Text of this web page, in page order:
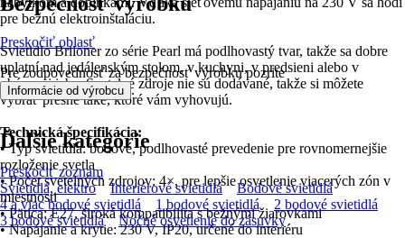
pre bežnú elektroinštaláciu.
Svietidlo Briloner zo série Pearl má podlhovastý tvar, takže sa dobre
uplatní nad jedálenským stolom, v kuchyni, v predsieni alebo v
obývacej izbe. Svetelné zdroje nie sú dodávané, takže si môžete
vybrať presne také, ktoré vám vyhovujú.
Technická špecifikácia:
• Typ svietidla: bodové, podlhovasté prevedenie pre rovnomernejšie
rozloženie svetla
• Počet svetelných zdrojov: 4×, pre lepšie osvetlenie viacerých zón v
miestnosti
• Pätica: E27, široká kompatibilita s bežnými žiarovkami
• Napájanie a krytie: 230 V, IP20, určené do interiéru
Preskočiť oblasť
Pre zodpovednosť za bezpečnosť výrobku pozrite
Informácie od výrobcu .
Ďalšie kategórie
Preskočiť zoznam
Svietidlá, elektro
Interiérové svietidlá
Bodové svietidlá
4 a viac bodové svietidlá
1 bodové svietidlá
2 bodové svietidlá
3 bodové svietidlá
Nočné osvetlenie do zásuvky